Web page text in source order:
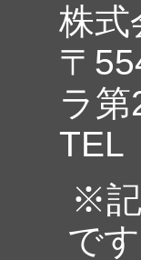
株式
〒
ラ第
TEL
※記
で